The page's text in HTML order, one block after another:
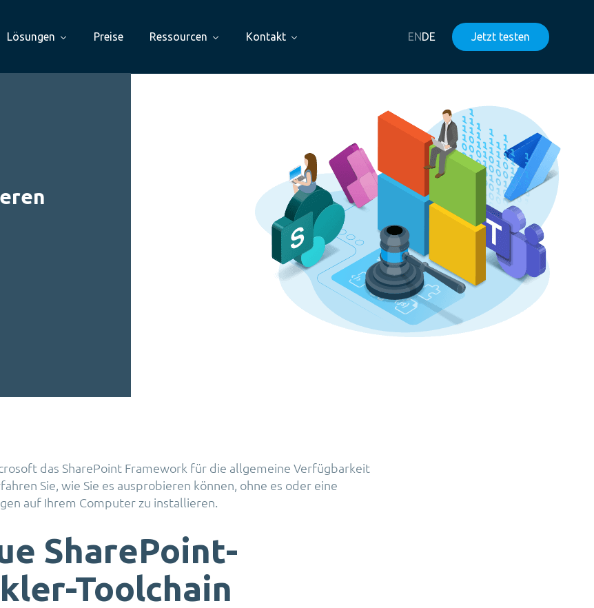
Lösungen Preise Ressourcen Kontakt ENDE Jetzt testen
das SharePoint Framework für die allgemeine Verfügbarkeit
Sie, wie Sie es ausprobieren können, ohne es oder eine
auf Ihrem Computer zu installieren.
SharePoint-
Toolchain